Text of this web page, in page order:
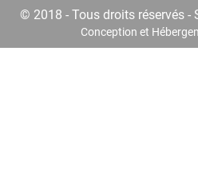
© 2018 - Tous droits réservés -
Conception et